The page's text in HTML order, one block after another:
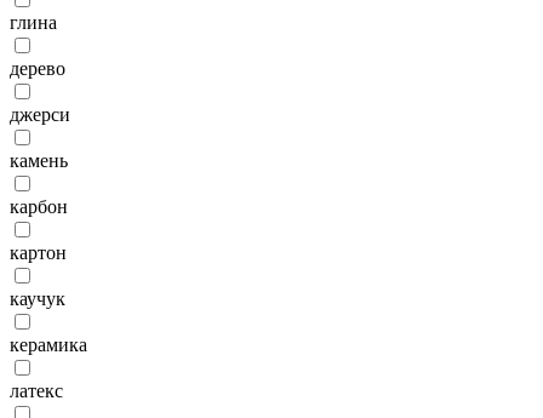
глина
дерево
джерси
камень
карбон
картон
каучук
керамика
латекс